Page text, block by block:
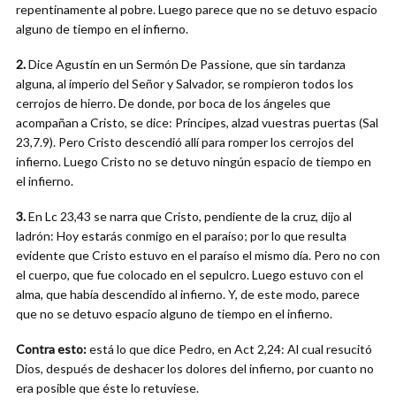
repentinamente al pobre. Luego parece que no se detuvo espacio
alguno de tiempo en el infierno.
2.Dice Agustín en un Sermón De Passione, que sin tardanza
alguna, al imperio del Señor y Salvador, se rompieron todos los
cerrojos de hierro. De donde, por boca de los ángeles que
acompañan a Cristo, se dice: Príncipes, alzad vuestras puertas (Sal
23,7.9). Pero Cristo descendió allí para romper los cerrojos del
infierno. Luego Cristo no se detuvo ningún espacio de tiempo en
el infierno.
3.En Lc 23,43 se narra que Cristo, pendiente de la cruz, dijo al
ladrón: Hoy estarás conmigo en el paraíso; por lo que resulta
evidente que Cristo estuvo en el paraíso el mismo día. Pero no con
el cuerpo, que fue colocado en el sepulcro. Luego estuvo con el
alma, que había descendido al infierno. Y, de este modo, parece
que no se detuvo espacio alguno de tiempo en el infierno.
Contra esto:está lo que dice Pedro, en Act 2,24: Al cual resucitó
Dios, después de deshacer los dolores del infierno, por cuanto no
era posible que éste lo retuviese.